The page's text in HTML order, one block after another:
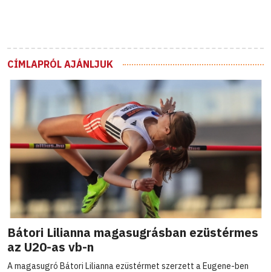
CÍMLAPRÓL AJÁNLJUK
Bátori Lilianna magasugrásban ezüstérmes
az U20-as vb-n
A magasugró Bátori Lilianna ezüstérmet szerzett a Eugene-ben